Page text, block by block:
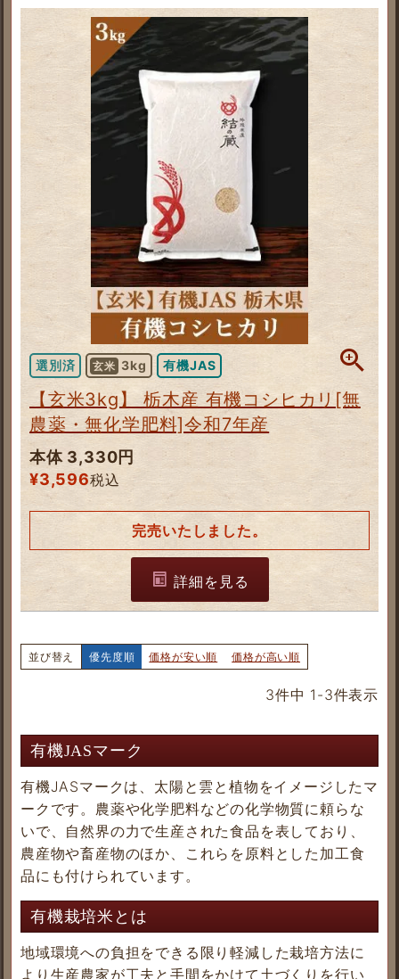
選別済 玄米 3kg 有機JAS
【玄米3kg】 栃木産 有機コシヒカリ[無
農薬・無化学肥料]令和7年産
本体 3,330円
¥3,596税込
完売いたしました。
詳細を見る
並び替え 優先度順 価格が安い順 価格が高い順
3件中 1 -3件表示
有機JASマーク
有機JASマークは、太陽と雲と植物をイメージしたマ
ークです。農薬や化学肥料などの化学物質に頼らな
いで、自然界の力で生産された食品を表しており、
農産物や畜産物のほか、これらを原料とした加工食
品にも付けられています。
有機栽培米とは
地域環境への負担をできる限り軽減した栽培方法に
より生産農家が工夫と手間をかけて土づくりを行い